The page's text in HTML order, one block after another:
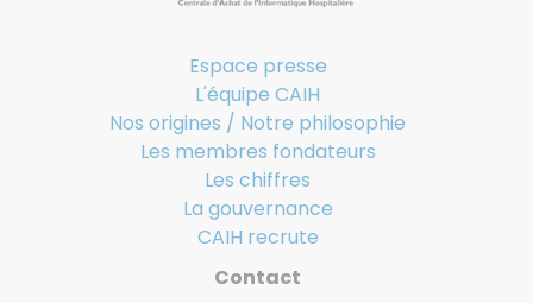
Espace presse
L'équipe CAIH
Nos origines / Notre philosophie
Les membres fondateurs
Les chiffres
La gouvernance
CAIH recrute
Contact